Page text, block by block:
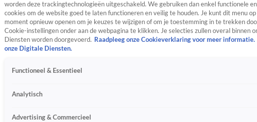
worden deze trackingtechnologieën uitgeschakeld. We gebruiken dan enkel functionele
cookies om de website goed te laten functioneren en veilig te houden. Je kunt dit menu
moment opnieuw openen om je keuzes te wijzigen of om je toestemming in te trekken
Cookie-instellingen onder aan de webpagina te klikken. Je selecties zullen overal binnen
Diensten worden doorgevoerd. Raadpleeg onze Cookieverklaring voor meer informatie.
onze Digitale Diensten.
Functioneel & Essentieel
Analytisch
Advertising & Commercieel